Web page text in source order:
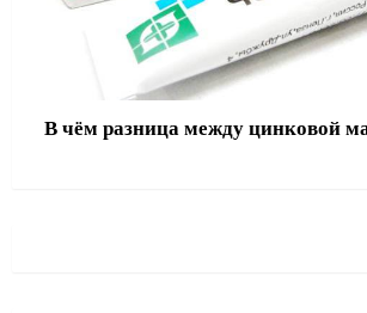
В чём разница между цинковой